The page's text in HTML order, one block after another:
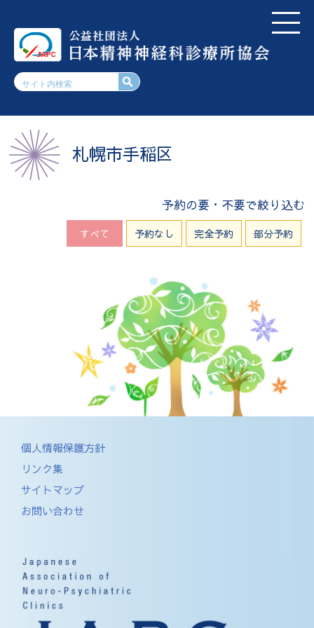
札幌市手稲区
予約の要・不要で絞り込む
すべて 予約なし 完全予約 部分予約
個人情報保護方針
リンク集
サイトマップ
お問い合わせ